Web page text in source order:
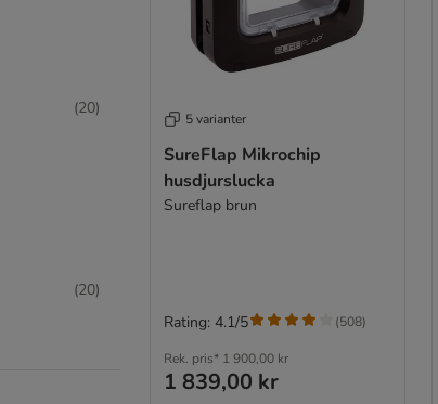
(20)
(20)
5 varianter
SureFlap Mikrochip
husdjurslucka
Sureflap brun
Rek. pris* 1 900,00 kr
1 839,00 kr
Rating: 4.1/5 (508)